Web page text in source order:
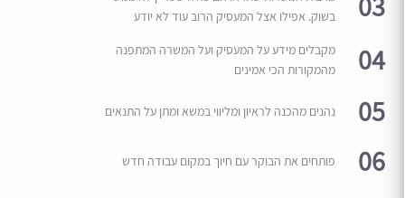
בשוק. אפילו אצל המעסיק הרוב עוד לא יודע
04
מקבלים מידע על המעסיק ועל המשרה המתפנה
מהמקורות הכי אמינים
05 נהנים מהכנה לראיון ומליווי במשא ומתן על התנאים
06 פותחים את הבוקר עם חיוך במקום עבודה חדש